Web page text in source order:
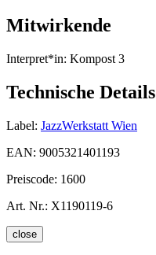
Mitwirkende
Interpret*in: Kompost 3
Technische Details
Label: JazzWerkstatt Wien
EAN: 9005321401193
Preiscode: 1600
Art. Nr.: X1190119-6
close